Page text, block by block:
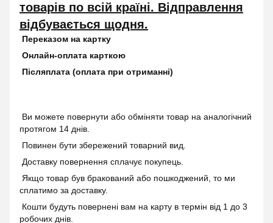
товарів по всій країні. Відправлення
відбувається щодня.
Переказом на картку
Онлайн-оплата карткою
Післяплата (оплата при отриманні)
Ви можете повернути або обміняти товар на аналогічний
протягом 14 днів.
Повинен бути збережений товарний вид.
Доставку повернення сплачує покупець.
Якщо товар був бракований або пошкоджений, то ми
сплатимо за доставку.
Кошти будуть повернені вам на карту в термін від 1 до 3
робочих днів.